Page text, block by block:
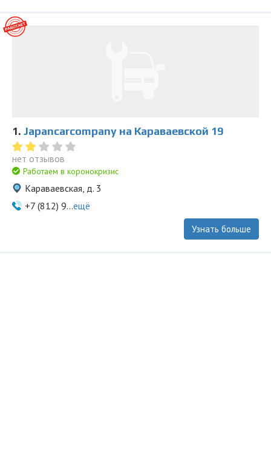
1. Japancarcompany на Караваевской 19
нет отзывов
Работаем в коронокризис
Караваевская, д. 3
+7 (812) 9...ещё
Узнать больше